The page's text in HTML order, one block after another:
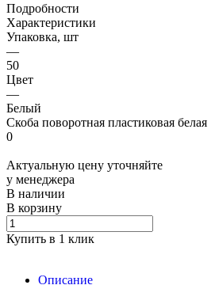
Подробности
Характеристики
Упаковка, шт
—
50
Цвет
—
Белый
Скоба поворотная пластиковая белая
0
Актуальную цену уточняйте
у менеджера
В наличии
В корзину
Купить в 1 клик
Описание